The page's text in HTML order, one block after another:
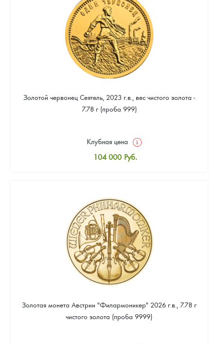
93 953 Руб.
Золотой червонец Сеятель, 2023 г.в., вес чистого золота -
7.78 г (проба 999)
Клубная цена
104 000 Руб.
Цена выкупа
93 953 Руб.
Золотая монета Австрии "Филармоникер" 2026 г.в., 7.78 г
чистого золота (проба 9999)